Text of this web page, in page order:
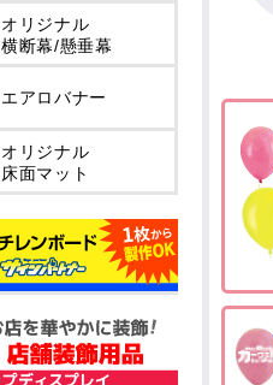
オリジナル
横断幕/懸垂幕
エアロバナー
オリジナル
床面マット